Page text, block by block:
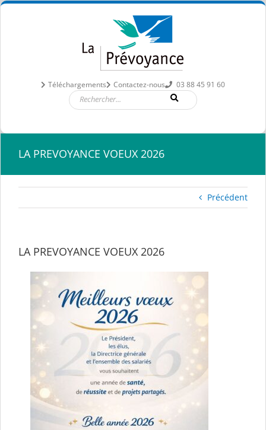
Passer
Téléchargements Contactez-nous 03 88 45 91 60
LA PREVOYANCE VOEUX 2026
Précédent
LA PREVOYANCE VOEUX 2026